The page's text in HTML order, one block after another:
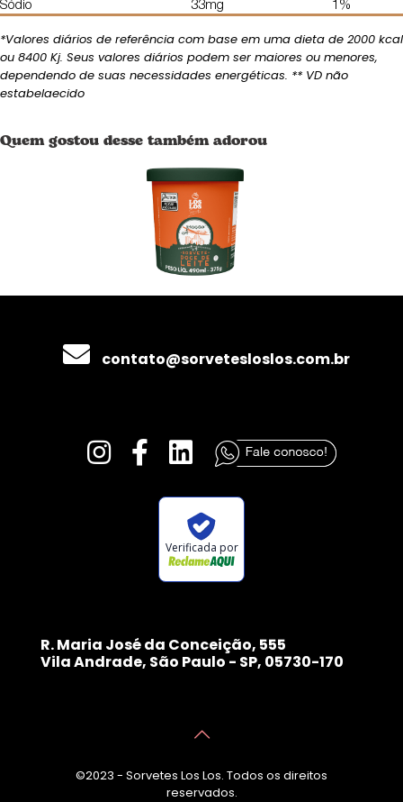
Sódio
33mg 1%
*Valores diários de referência com base em uma dieta de 2000 kcal
ou 8400 Kj. Seus valores diários podem ser maiores ou menores,
dependendo de suas necessidades energéticas. ** VD não
estabelaecido
Quem gostou desse também adorou
contato@sorvetesloslos.com.br
Verificada por
R. Maria José da Conceição, 555
Vila Andrade, São Paulo - SP, 05730-170
©2023 - Sorvetes Los Los. Todos os direitos
reservados.